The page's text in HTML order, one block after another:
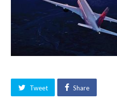
Tweet Share